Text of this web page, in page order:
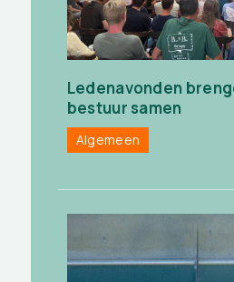
Ledenavonden
bestuur samen
Algemeen